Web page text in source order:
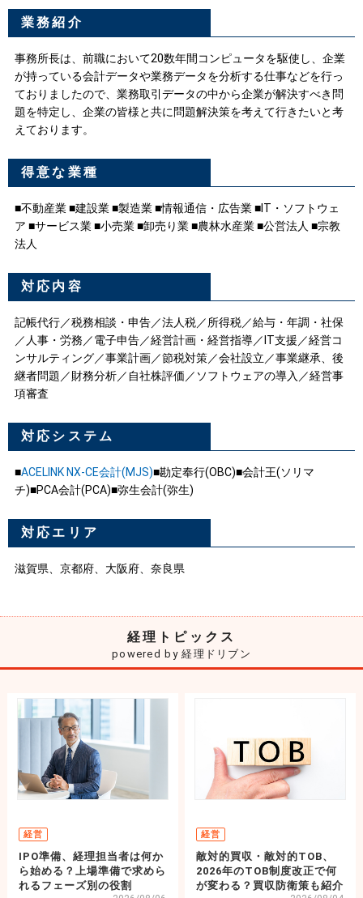
業務紹介
事務所長は、前職において20数年間コンピュータを駆使し、企業
が持っている会計データや業務データを分析する仕事などを行っ
ておりましたので、業務取引データの中から企業が解決すべき問
題を特定し、企業の皆様と共に問題解決策を考えて行きたいと考
えております。
得意な業種
■不動産業 ■建設業 ■製造業 ■情報通信・広告業 ■IT・ソフトウェ
ア ■サービス業 ■小売業 ■卸売り業 ■農林水産業 ■公営法人 ■宗教
法人
対応内容
記帳代行／税務相談・申告／法人税／所得税／給与・年調・社保
／人事・労務／電子申告／経営計画・経営指導／IT支援／経営コ
ンサルティング／事業計画／節税対策／会社設立／事業継承、後
継者問題／財務分析／自社株評価／ソフトウェアの導入／経営事
項審査
対応システム
■ACELINK NX-CE会計(MJS)■勘定奉行(OBC)■会計王(ソリマ
チ)■PCA会計(PCA)■弥生会計(弥生)
対応エリア
滋賀県、京都府、大阪府、奈良県
経理トピックス
powered by 経理ドリブン
経営
IPO準備、経理担当者は何か
ら始める？上場準備で求めら
れるフェーズ別の役割
経営
敵対的買収・敵対的TOB、
2026年のTOB制度改正で何
が変わる？買収防衛策も紹介